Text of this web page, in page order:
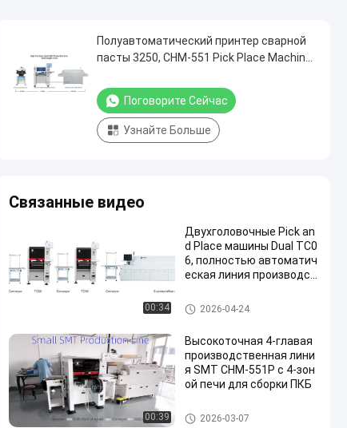
Полуавтоматический принтер сварной
пасты 3250, CHM-551 Pick Place Machine,
Поговорите Сейчас
Узнайте Больше
Связанные видео
00:34
Двухголовочные Pick an
d Place машины Dual TC0
6, полностью автоматич
еская линия производст
Производственная линия С
МТ
2026-04-24
00:39
Высокоточная 4-главая
производственная лини
я SMT CHM-551P с 4-зон
ой печи для сборки ПКБ
Производственная линия С
2026-03-07